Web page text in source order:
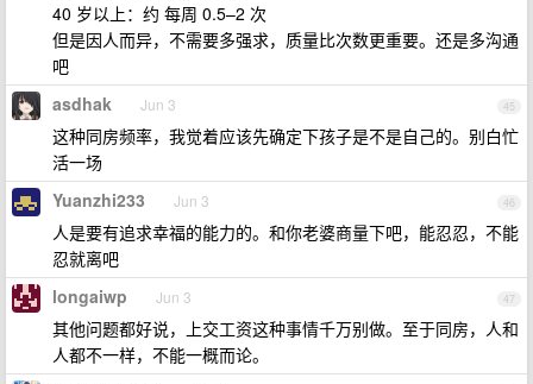
40 岁以上：约 每周 0.5–2 次
但是因人而异，不需要多强求，质量比次数更重要。还是多沟通
吧
45
asdhak Jun 3
这种同房频率，我觉着应该先确定下孩子是不是自己的。别白忙
活一场
46
Yuanzhi233 Jun 3
人是要有追求幸福的能力的。和你老婆商量下吧，能忍忍，不能
忍就离吧
47
longaiwp Jun 3
其他问题都好说，上交工资这种事情千万别做。至于同房，人和
人都不一样，不能一概而论。